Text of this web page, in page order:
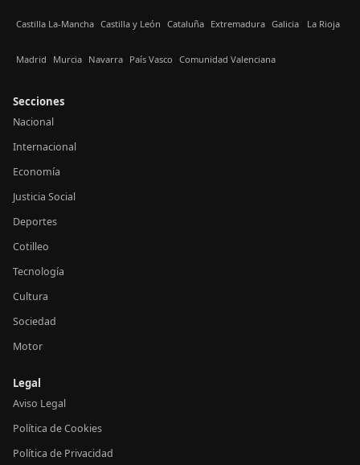
Castilla La-Mancha Castilla y León Cataluña Extremadura Galicia La Rioja
Madrid Murcia Navarra País Vasco Comunidad Valenciana
Secciones
Nacional
Internacional
Economía
Justicia Social
Deportes
Cotilleo
Tecnología
Cultura
Sociedad
Motor
Legal
Aviso Legal
Política de Cookies
Política de Privacidad